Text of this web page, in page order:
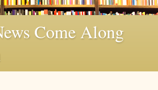
Come Along